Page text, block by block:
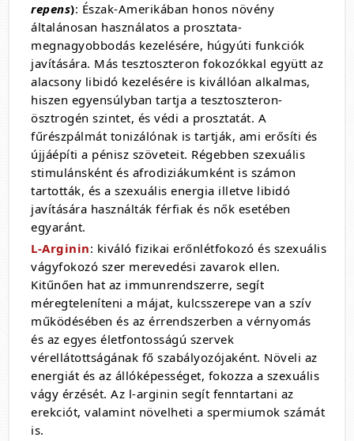
repens): Észak-Amerikában honos növény
általánosan használatos a prosztata-
megnagyobbodás kezelésére, húgyúti funkciók
javítására. Más tesztoszteron fokozókkal együtt az
alacsony libidó kezelésére is kivállóan alkalmas,
hiszen egyensúlyban tartja a tesztoszteron-
ösztrogén szintet, és védi a prosztatát. A
fűrészpálmát tonizálónak is tartják, ami erősíti és
újjáépíti a pénisz szöveteit. Régebben szexuális
stimulánsként és afrodiziákumként is számon
tartották, és a szexuális energia illetve libidó
javítására használták férfiak és nők esetében
egyaránt.
L-Arginin: kiváló fizikai erőnlétfokozó és szexuális
vágyfokozó szer merevedési zavarok ellen.
Kitűnően hat az immunrendszerre, segít
méregteleníteni a májat, kulcsszerepe van a szív
működésében és az érrendszerben a vérnyomás
és az egyes életfontosságú szervek
vérellátottságának fő szabályozójaként. Növeli az
energiát és az állóképességet, fokozza a szexuális
vágy érzését. Az l-arginin segít fenntartani az
erekciót, valamint növelheti a spermiumok számát
is.